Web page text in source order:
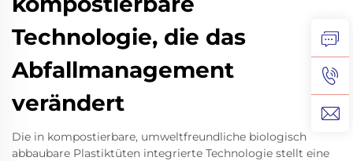
Technologie, die das
Abfallmanagement
verändert
Die in kompostierbare, umweltfreundliche biologisch
abbaubare Plastiktüten integrierte Technologie stellt eine